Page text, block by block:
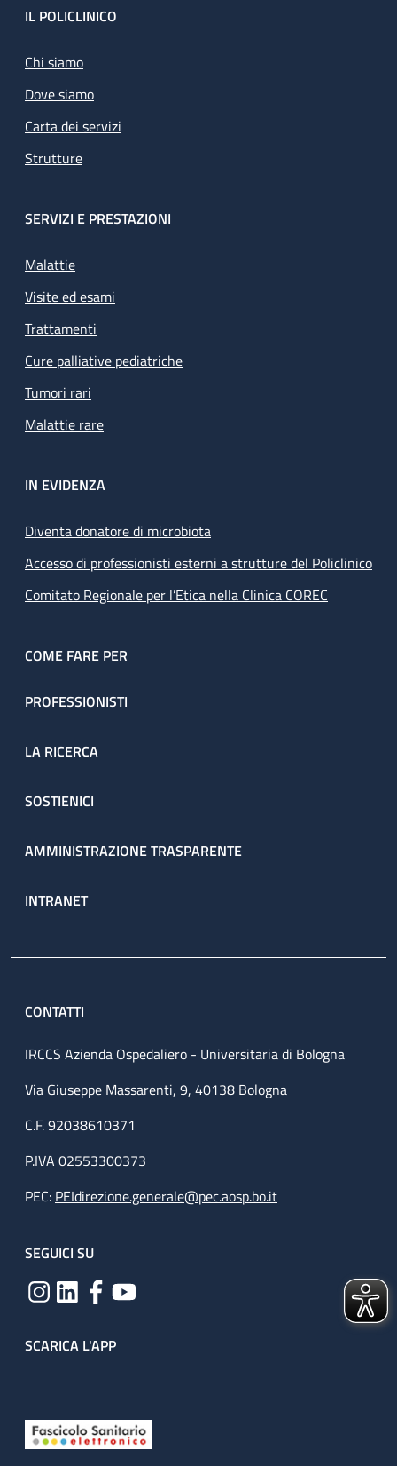
Footer
IL POLICLINICO
Chi siamo
Dove siamo
Carta dei servizi
Strutture
SERVIZI E PRESTAZIONI
Malattie
Visite ed esami
Trattamenti
Cure palliative pediatriche
Tumori rari
Malattie rare
IN EVIDENZA
Diventa donatore di microbiota
Accesso di professionisti esterni a strutture del Policlinico
Comitato Regionale per l’Etica nella Clinica COREC
COME FARE PER
PROFESSIONISTI
LA RICERCA
SOSTIENICI
AMMINISTRAZIONE TRASPARENTE
INTRANET
CONTATTI
IRCCS Azienda Ospedaliero - Universitaria di Bologna
Via Giuseppe Massarenti, 9, 40138 Bologna
C.F. 92038610371
P.IVA 02553300373
PEC: PEIdirezione.generale@pec.aosp.bo.it
SEGUICI SU
SCARICA L'APP